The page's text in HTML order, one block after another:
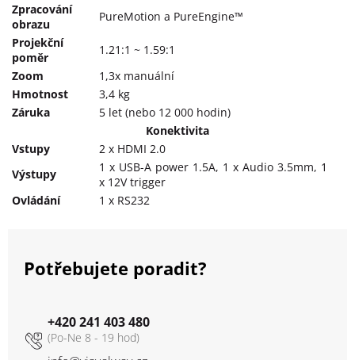
Zpracování
obrazu
PureMotion a PureEngine™
Projekční
poměr
1.21:1 ~ 1.59:1
Zoom
1,3x manuální
Hmotnost
3,4 kg
Záruka
5 let (nebo 12 000 hodin)
Konektivita
Vstupy
2 x HDMI 2.0
Výstupy
1 x USB-A power 1.5A, 1 x Audio 3.5mm, 1
x 12V trigger
Ovládání
1 x RS232
Potřebujete poradit?
+420 241 403 480